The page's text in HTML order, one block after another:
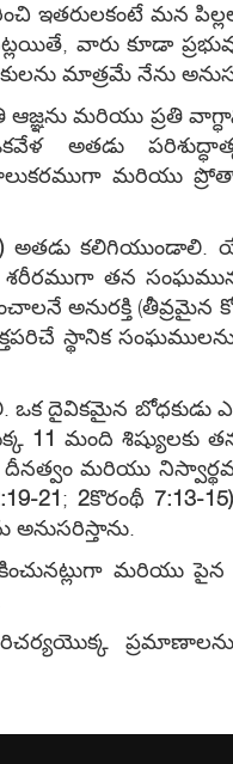
ఇతరులకంటే మన
వారు కూడా
మాత్రమే నేను
మరియు ప్రతి
అతడు
మరియు
అతడు కలిగియుండాలి.
శరీరముగా తన
అనురక్తి (తీవ్రమైన
స్థానిక
దైవికమైన బోధకుడు
11 మంది శిష్యులకు
మరియు
21; 2కొరంథీ 7:13-15)
మరియు పైన
ప్రమాణాలను